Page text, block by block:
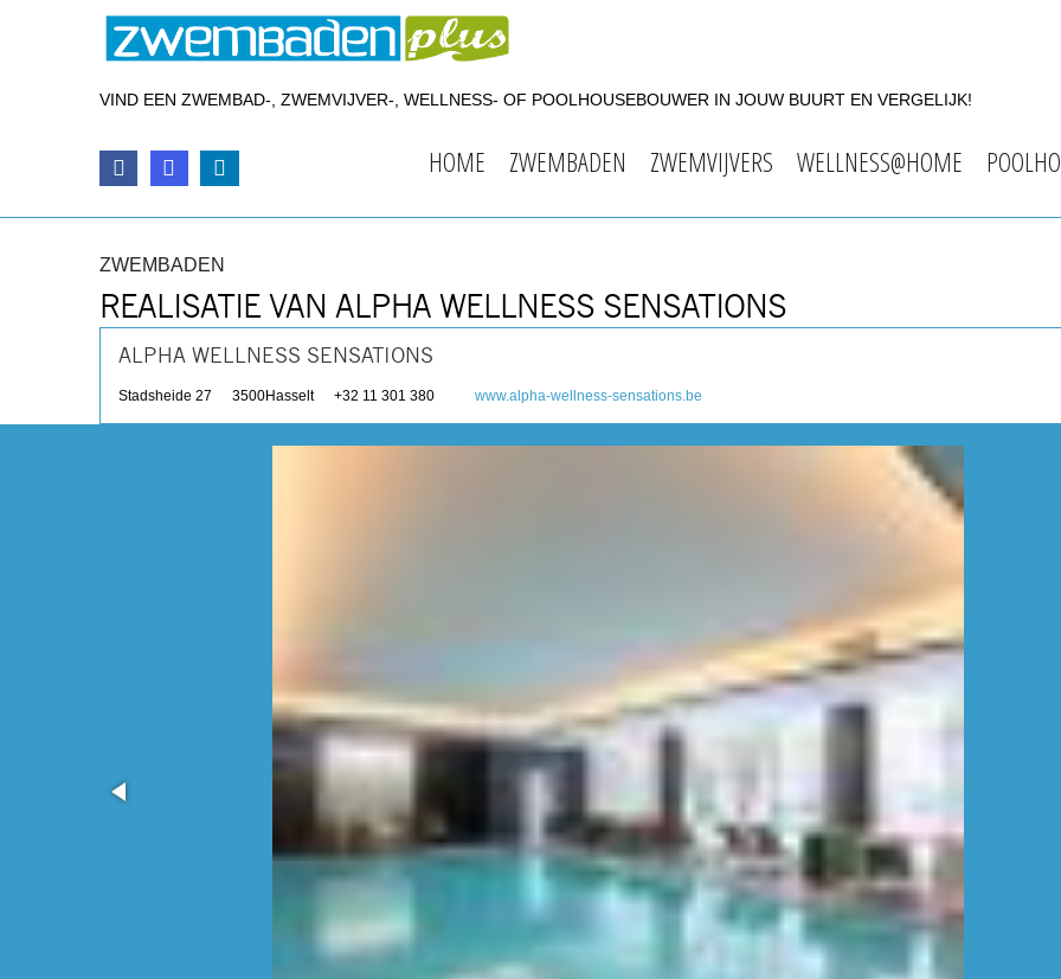
VIND EEN ZWEMBAD-, ZWEMVIJVER-, WELLNESS- OF POOLHOUSEBOUWER IN JOUW BUURT EN VERGELIJK!
HOME ZWEMBADEN ZWEMVIJVERS WELLNESS@HOME
ZWEMBADEN
REALISATIE VAN ALPHA WELLNESS SENSATIONS
ALPHA WELLNESS SENSATIONS
Stadsheide 27 3500Hasselt +32 11 301 380 www.alpha-wellness-sensations.be